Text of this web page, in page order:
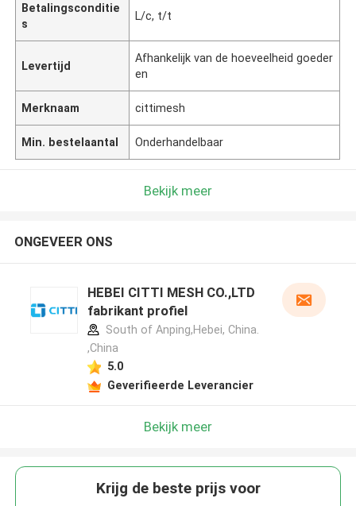
Betalingsconditie
s
L/c, t/t
Levertijd
Afhankelijk van de hoeveelheid goeder
en
Merknaam cittimesh
Min. bestelaantal Onderhandelbaar
Bekijk meer
ONGEVEER ONS
HEBEI CITTI MESH CO.,LTD
fabrikant profiel
South of Anping,Hebei, China.
,China
5.0
Geverifieerde Leverancier
Bekijk meer
Krijg de beste prijs voor